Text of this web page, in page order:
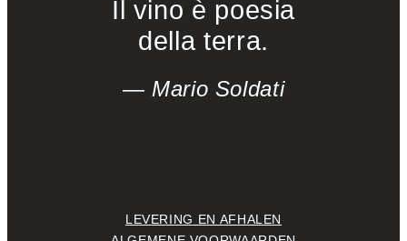
Il vino è poesia
della terra.
— Mario Soldati
LEVERING EN AFHALEN